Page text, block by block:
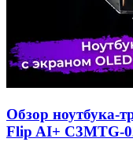
Обзор ноутбука-
Flip AI+ C3MTG-